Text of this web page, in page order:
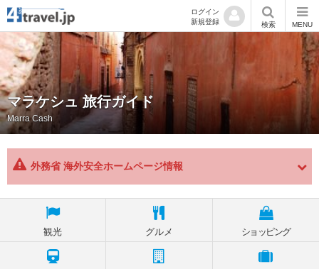
ログイン
新規登録
検索 MENU
マラケシュ 旅行ガイド
Marra Cash
外務省 海外安全ホームページ情報
観光 グルメ ショッピング